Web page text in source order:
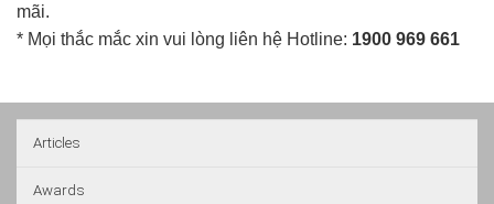
mãi.
* Mọi thắc mắc xin vui lòng liên hệ Hotline: 1900 969 661
Articles
Awards